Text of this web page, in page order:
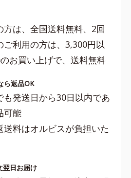
方は、全国送料無料、2回
ご利用の方は、3,300円以
お買い上げで、送料無料
ら返品OK
も発送日から30日以内であ
可能
料はオルビスが負担いた
翌日お届け